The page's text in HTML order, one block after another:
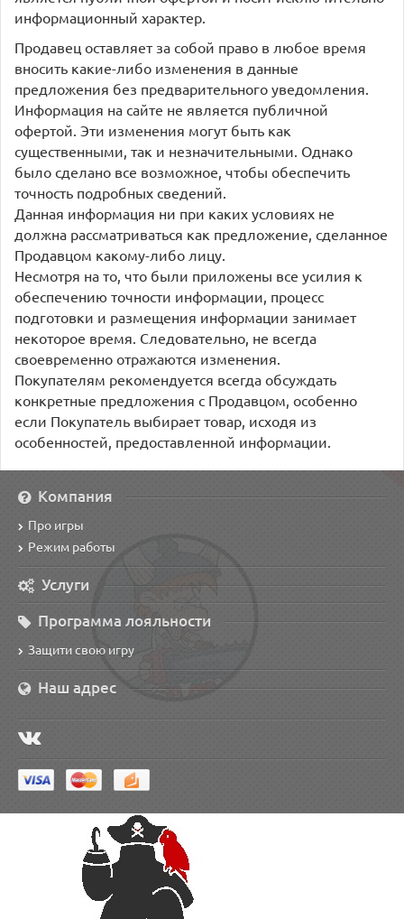
информационный характер.
Продавец оставляет за собой право в любое время
вносить какие-либо изменения в данные
предложения без предварительного уведомления.
Информация на сайте не является публичной
офертой. Эти изменения могут быть как
существенными, так и незначительными. Однако
было сделано все возможное, чтобы обеспечить
точность подробных сведений.
Данная информация ни при каких условиях не
должна рассматриваться как предложение, сделанное
Продавцом какому-либо лицу.
Несмотря на то, что были приложены все усилия к
обеспечению точности информации, процесс
подготовки и размещения информации занимает
некоторое время. Следовательно, не всегда
своевременно отражаются изменения.
Покупателям рекомендуется всегда обсуждать
конкретные предложения с Продавцом, особенно
если Покупатель выбирает товар, исходя из
особенностей, предоставленной информации.
Компания
Про игры
Режим работы
Услуги
Программа лояльности
Защити свою игру
Наш адрес